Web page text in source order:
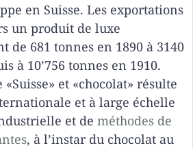
en Suisse. Les exportations
un produit de luxe
de 681 tonnes en 1890 à 3140
à 10’756 tonnes en 1910.
«Suisse» et «chocolat» résulte
et à large échelle
et de méthodes de
, à l’instar du chocolat au